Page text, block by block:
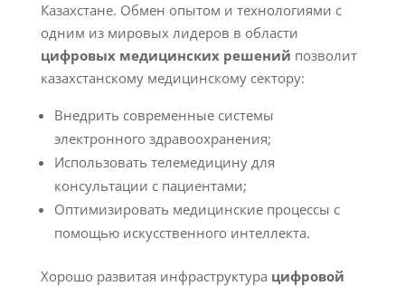
Казахстане. Обмен опытом и технологиями с
одним из мировых лидеров в области
цифровых медицинских решений позволит
казахстанскому медицинскому сектору:
Внедрить современные системы
электронного здравоохранения;
Использовать телемедицину для
консультации с пациентами;
Оптимизировать медицинские процессы с
помощью искусственного интеллекта.
Хорошо развитая инфраструктура цифровой